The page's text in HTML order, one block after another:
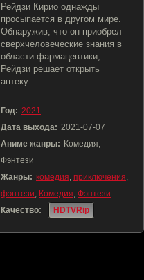
Рейдзи Кирио однажды
просыпается в другом мире.
Обнаружив, что он приобрел
сверхчеловеческие знания в
области фармацевтики,
Рейдзи решает открыть
аптеку.
Год: 2021
Дата выхода: 2021-07-07
Аниме жанры: Комедия,
Фэнтези
Жанры: комедия, приключения,
фэнтези, Комедия, Фэнтези
Качество:
HDTVRip